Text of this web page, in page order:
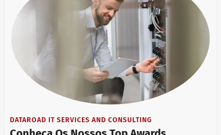
DATAROAD IT SERVICES AND CONSULTING